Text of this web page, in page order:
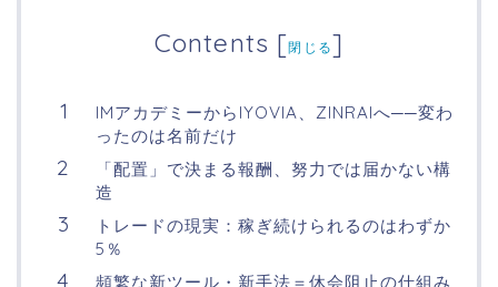
Contents [閉じる]
IMアカデミーからIYOVIA、ZINRAIへ──変わ
ったのは名前だけ
「配置」で決まる報酬、努力では届かない構
造
トレードの現実：稼ぎ続けられるのはわずか
5％
頻繁な新ツール・新手法＝休会阻止の仕組み